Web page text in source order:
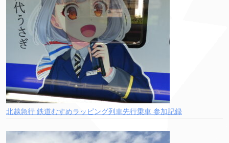
北越急行 鉄道むすめラッピング列車先行乗車 参加記録